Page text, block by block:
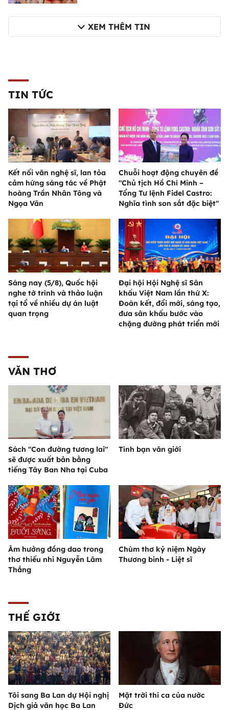
XEM THÊM TIN
TIN TỨC
Kết nối văn nghệ sĩ, lan tỏa
cảm hứng sáng tác về Phật
hoàng Trần Nhân Tông và
Ngọa Vân
Chuỗi hoạt động chuyên đề
"Chủ tịch Hồ Chí Minh –
Tổng Tư lệnh Fidel Castro:
Nghĩa tình son sắt đặc biệt"
Sáng nay (5/8), Quốc hội
nghe tờ trình và thảo luận
tại tổ về nhiều dự án luật
quan trọng
Đại hội Hội Nghệ sĩ Sân
khấu Việt Nam lần thứ X:
Đoàn kết, đổi mới, sáng tạo,
đưa sân khấu bước vào
chặng đường phát triển mới
VĂN THƠ
Sách "Con đường tương lai"
sẽ được xuất bản bằng
tiếng Tây Ban Nha tại Cuba
Tình bạn văn giới
Âm hưởng đồng dao trong
thơ thiếu nhi Nguyễn Lãm
Thắng
Chùm thơ kỷ niệm Ngày
Thương binh - Liệt sĩ
THẾ GIỚI
Tôi sang Ba Lan dự Hội nghị
Dịch giả văn học Ba Lan
Mặt trời thi ca của nước
Đức